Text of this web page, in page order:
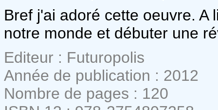
Bref j'ai adoré cette oeuvre.
notre monde et débuter une
Editeur : Futuropolis
Année de publication : 2012
Nombre de pages : 120